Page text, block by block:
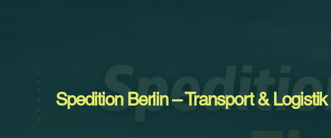
Spedition Berlin – Transport & Logistik